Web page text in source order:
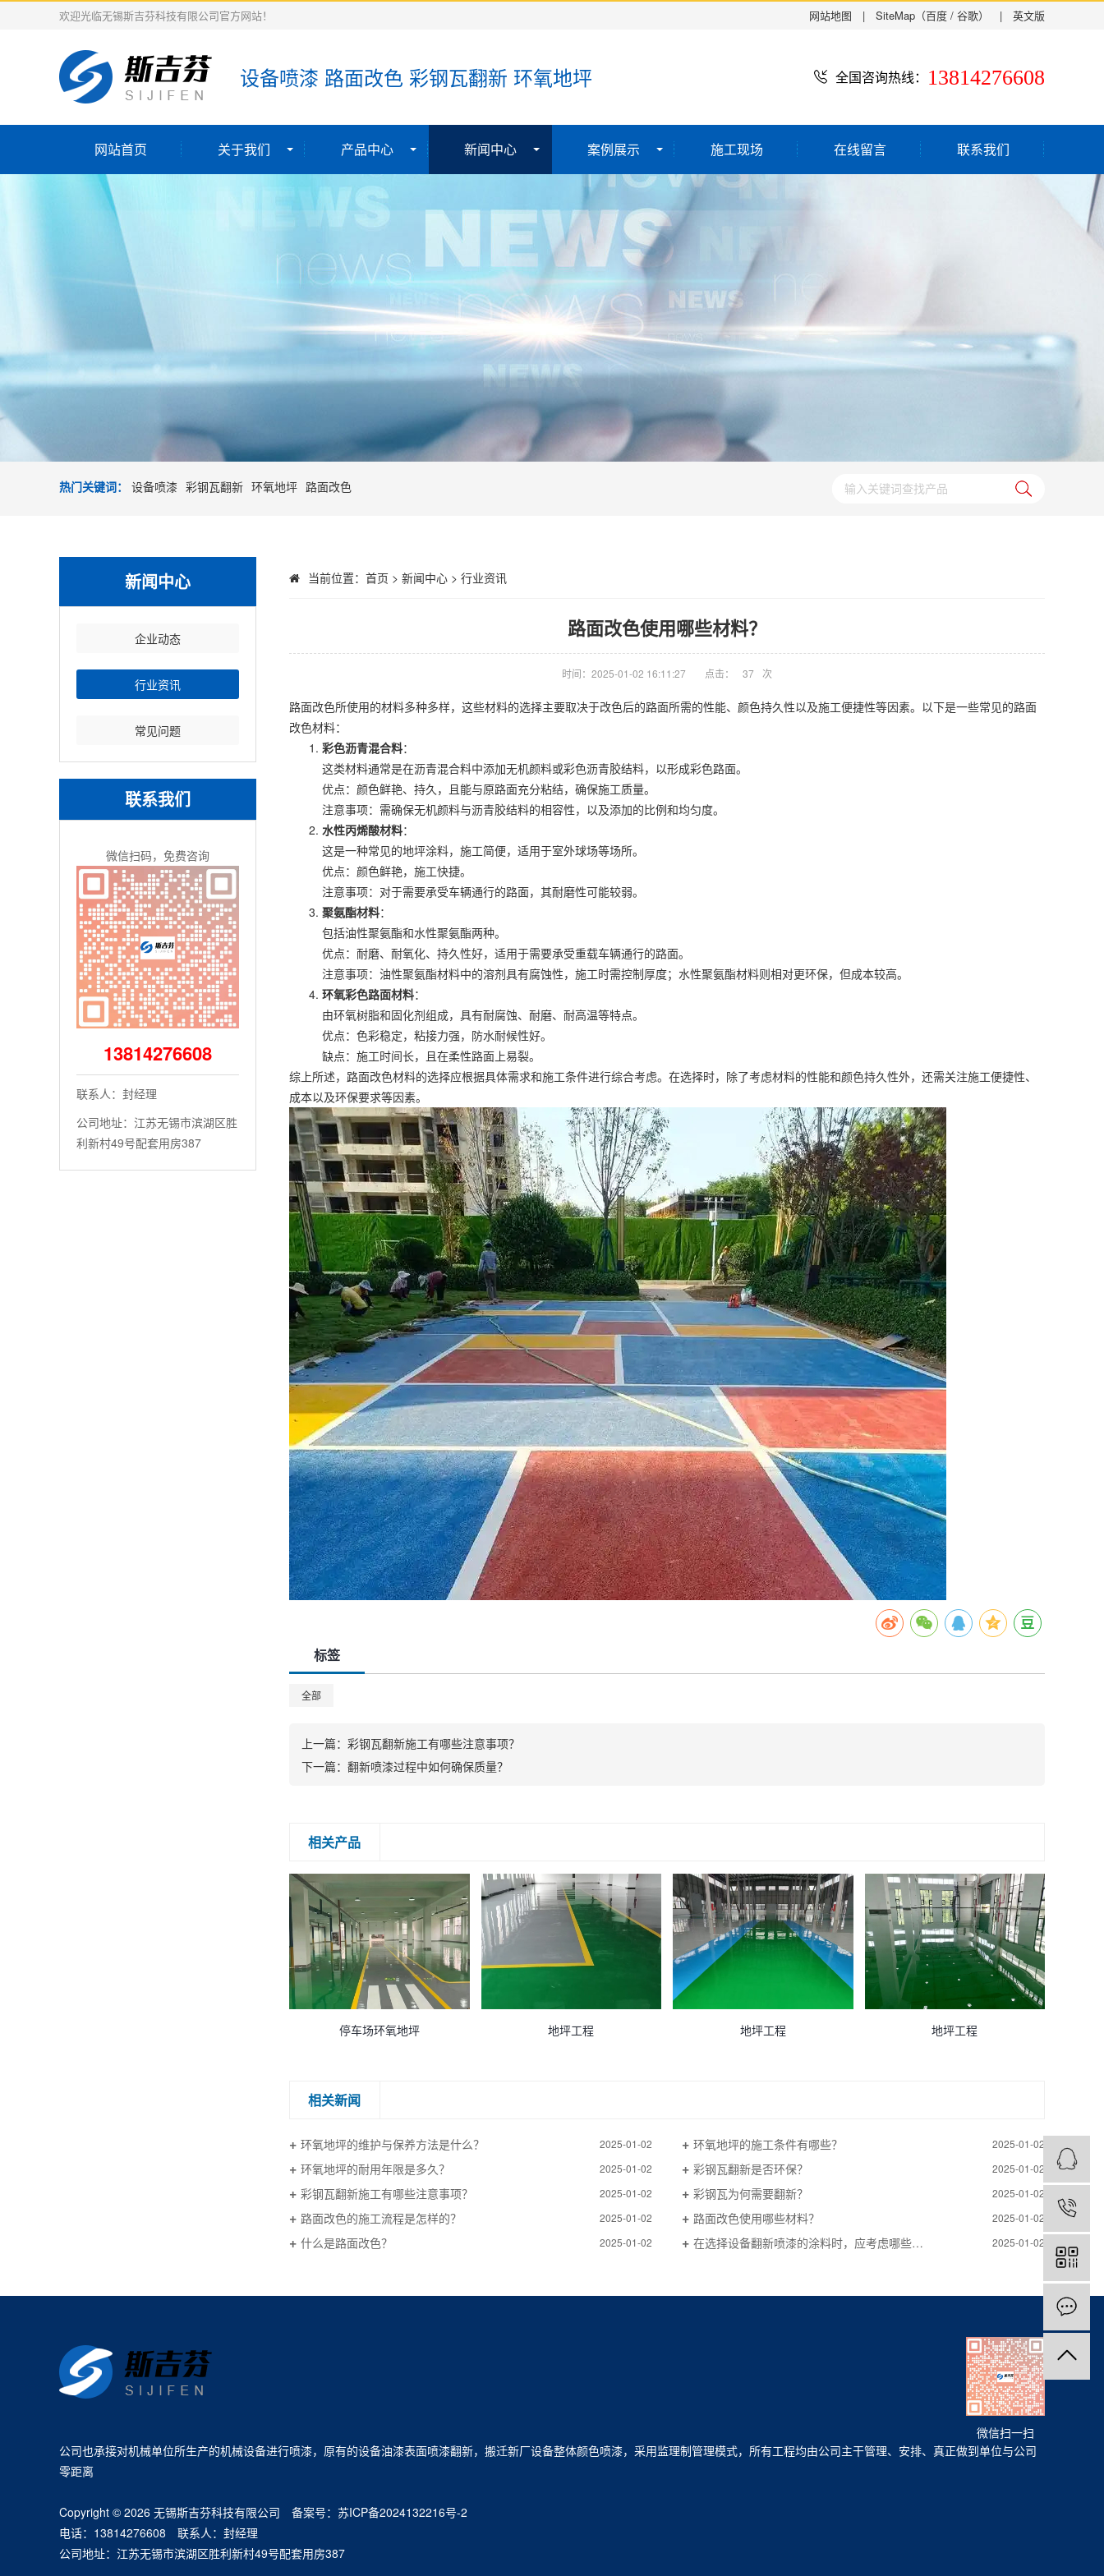
网站地图 | SiteMap（百度 / 谷歌） | 英文版
欢迎光临无锡斯吉芬科技有限公司官方网站！
设备喷漆 路面改色 彩钢瓦翻新 环氧地坪 全国咨询热线： 13814276608
网站首页 关于我们 产品中心 新闻中心 案例展示 施工现场 在线留言 联系我们
热门关键词： 设备喷漆 彩钢瓦翻新 环氧地坪 路面改色
新闻中心
企业动态
行业资讯
常见问题
联系我们
微信扫码，免费咨询
13814276608
联系人：封经理
公司地址：江苏无锡市滨湖区胜
利新村49号配套用房387
当前位置： 首页 > 新闻中心 > 行业资讯
路面改色使用哪些材料？
时间：2025-01-02 16:11:27 点击： 37 次
路面改色所使用的材料多种多样，这些材料的选择主要取决于改色后的路面所需的性能、颜色持久性以及施工便捷性等因素。以下是一些常见的路面
改色材料：
彩色沥青混合料：
这类材料通常是在沥青混合料中添加无机颜料或彩色沥青胶结料，以形成彩色路面。
优点：颜色鲜艳、持久，且能与原路面充分粘结，确保施工质量。
注意事项：需确保无机颜料与沥青胶结料的相容性，以及添加的比例和均匀度。
水性丙烯酸材料：
这是一种常见的地坪涂料，施工简便，适用于室外球场等场所。
优点：颜色鲜艳，施工快捷。
注意事项：对于需要承受车辆通行的路面，其耐磨性可能较弱。
聚氨酯材料：
包括油性聚氨酯和水性聚氨酯两种。
优点：耐磨、耐氧化、持久性好，适用于需要承受重载车辆通行的路面。
注意事项：油性聚氨酯材料中的溶剂具有腐蚀性，施工时需控制厚度；水性聚氨酯材料则相对更环保，但成本较高。
环氧彩色路面材料：
由环氧树脂和固化剂组成，具有耐腐蚀、耐磨、耐高温等特点。
优点：色彩稳定，粘接力强，防水耐候性好。
缺点：施工时间长，且在柔性路面上易裂。
综上所述，路面改色材料的选择应根据具体需求和施工条件进行综合考虑。在选择时，除了考虑材料的性能和颜色持久性外，还需关注施工便捷性、
成本以及环保要求等因素。
标签
全部
上一篇： 彩钢瓦翻新施工有哪些注意事项？
下一篇： 翻新喷漆过程中如何确保质量？
相关产品
停车场环氧地坪 地坪工程 地坪工程 地坪工程
相关新闻
环氧地坪的维护与保养方法是什么？ 2025-01-02 环氧地坪的施工条件有哪些？ 2025-01-02
环氧地坪的耐用年限是多久？ 2025-01-02 彩钢瓦翻新是否环保？ 2025-01-02
彩钢瓦翻新施工有哪些注意事项？ 2025-01-02 彩钢瓦为何需要翻新？ 2025-01-02
路面改色的施工流程是怎样的？ 2025-01-02 路面改色使用哪些材料？ 2025-01-02
什么是路面改色？ 2025-01-02 在选择设备翻新喷漆的涂料时，应考虑哪些… 2025-01-02
微信扫一扫
公司也承接对机械单位所生产的机械设备进行喷漆，原有的设备油漆表面喷漆翻新，搬迁新厂设备整体颜色喷漆，采用监理制管理模式，所有工程均由公司主干管理、安排、真正做到单位与公司
零距离
Copyright © 2026 无锡斯吉芬科技有限公司 备案号： 苏ICP备2024132216号-2
电话：13814276608 联系人：封经理
公司地址：江苏无锡市滨湖区胜利新村49号配套用房387